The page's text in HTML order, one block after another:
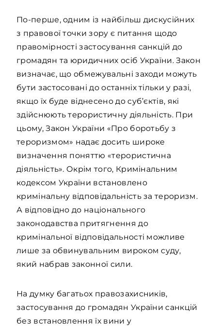
По-перше, одним із найбільш дискусійних
з правової точки зору є питання щодо
правомірності застосування cанкцій до
громадян та юридичних осіб України. Закон
визначає, що обмежувальні заходи можуть
бути застосовані до останніх тільки у разі,
якщо їх буде віднесено до суб’єктів, які
здійснюють терористичну діяльність. При
цьому, Закон України «Про боротьбу з
тероризмом» надає досить широке
визначення поняттю «терористична
діяльність». Окрім того, Кримінальним
кодексом України встановлено
кримінальну відповідальність за тероризм.
А відповідно до національного
законодавства притягнення до
кримінальної відповідальності можливе
лише за обвинувальним вироком суду,
який набрав законної сили.
На думку багатьох правозахисників,
застосування до громадян України санкцій
без встановлення їх вини у